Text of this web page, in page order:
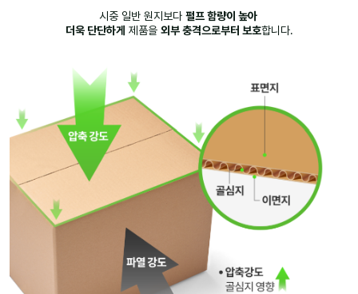
시중 일반 원지보다 펄프 함량이 높아
더욱 단단하게 제품을 외부 충격으로부터 보호합니다.